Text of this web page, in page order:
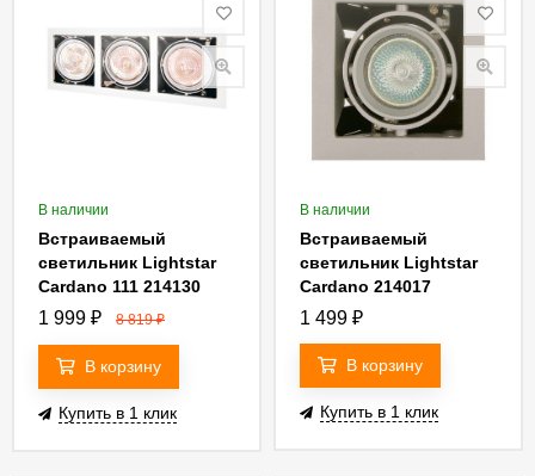
В наличии
Встраиваемый
светильник Lightstar
Cardano 111 214130
1 999 ₽ 8 819₽
В корзину
Купить в 1 клик
В наличии
Встраиваемый
светильник Lightstar
Cardano 214017
1 499 ₽
В корзину
Купить в 1 клик